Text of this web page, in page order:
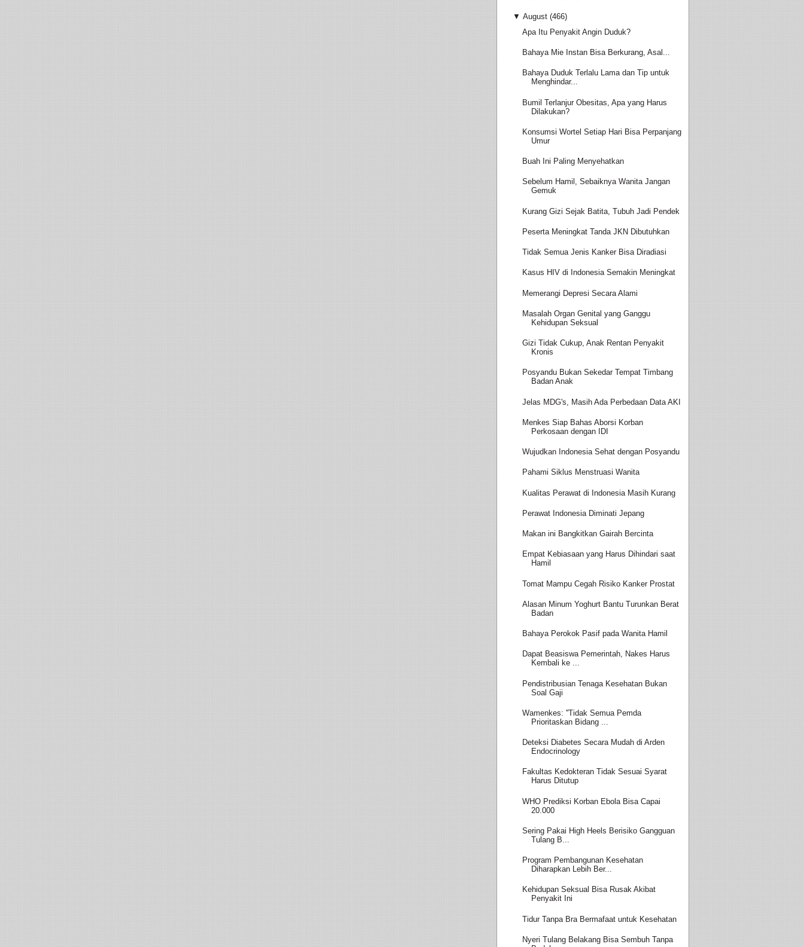
▼ August (466)
Apa Itu Penyakit Angin Duduk?
Bahaya Mie Instan Bisa Berkurang, Asal...
Bahaya Duduk Terlalu Lama dan Tip untuk
Menghindar...
Bumil Terlanjur Obesitas, Apa yang Harus
Dilakukan?
Konsumsi Wortel Setiap Hari Bisa Perpanjang
Umur
Buah Ini Paling Menyehatkan
Sebelum Hamil, Sebaiknya Wanita Jangan
Gemuk
Kurang Gizi Sejak Batita, Tubuh Jadi Pendek
Peserta Meningkat Tanda JKN Dibutuhkan
Tidak Semua Jenis Kanker Bisa Diradiasi
Kasus HIV di Indonesia Semakin Meningkat
Memerangi Depresi Secara Alami
Masalah Organ Genital yang Ganggu
Kehidupan Seksual
Gizi Tidak Cukup, Anak Rentan Penyakit
Kronis
Posyandu Bukan Sekedar Tempat Timbang
Badan Anak
Jelas MDG's, Masih Ada Perbedaan Data AKI
Menkes Siap Bahas Aborsi Korban
Perkosaan dengan IDI
Wujudkan Indonesia Sehat dengan Posyandu
Pahami Siklus Menstruasi Wanita
Kualitas Perawat di Indonesia Masih Kurang
Perawat Indonesia Diminati Jepang
Makan ini Bangkitkan Gairah Bercinta
Empat Kebiasaan yang Harus Dihindari saat
Hamil
Tomat Mampu Cegah Risiko Kanker Prostat
Alasan Minum Yoghurt Bantu Turunkan Berat
Badan
Bahaya Perokok Pasif pada Wanita Hamil
Dapat Beasiswa Pemerintah, Nakes Harus
Kembali ke ...
Pendistribusian Tenaga Kesehatan Bukan
Soal Gaji
Wamenkes: ''Tidak Semua Pemda
Prioritaskan Bidang ...
Deteksi Diabetes Secara Mudah di Arden
Endocrinology
Fakultas Kedokteran Tidak Sesuai Syarat
Harus Ditutup
WHO Prediksi Korban Ebola Bisa Capai
20.000
Sering Pakai High Heels Berisiko Gangguan
Tulang B...
Program Pembangunan Kesehatan
Diharapkan Lebih Ber...
Kehidupan Seksual Bisa Rusak Akibat
Penyakit Ini
Tidur Tanpa Bra Bermafaat untuk Kesehatan
Nyeri Tulang Belakang Bisa Sembuh Tanpa